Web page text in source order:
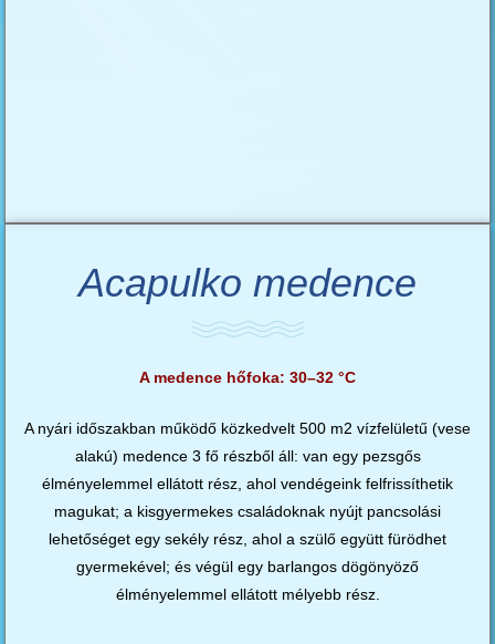
Acapulko medence
A medence hőfoka: 30–32 °C
A nyári időszakban működő közkedvelt 500 m2 vízfelületű (vese
alakú) medence 3 fő részből áll: van egy pezsgős
élményelemmel ellátott rész, ahol vendégeink felfrissíthetik
magukat; a kisgyermekes családoknak nyújt pancsolási
lehetőséget egy sekély rész, ahol a szülő együtt fürödhet
gyermekével; és végül egy barlangos dögönyöző
élményelemmel ellátott mélyebb rész.